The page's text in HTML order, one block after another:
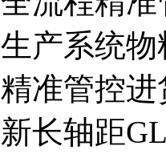
产系统
准管控
长轴距